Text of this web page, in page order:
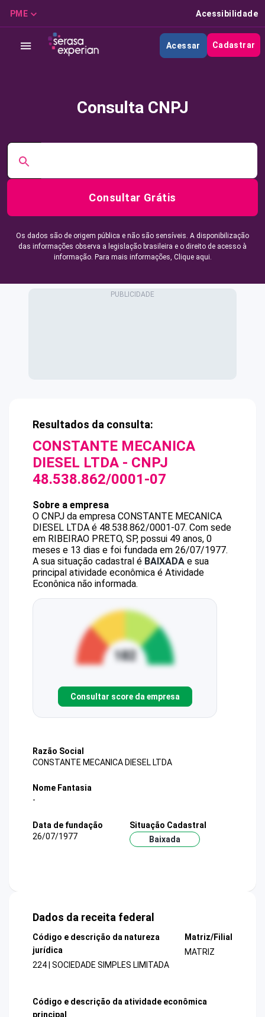
PME Acessibilidade
Acessar Cadastrar
Consulta CNPJ
Consultar Grátis
Os dados são de origem pública e não são sensíveis. A disponibilização
das informações observa a legislação brasileira e o direito de acesso à
informação. Para mais informações, Clique aqui.
Resultados da consulta:
CONSTANTE MECANICA
DIESEL LTDA - CNPJ
48.538.862/0001-07
Sobre a empresa
O CNPJ da empresa CONSTANTE MECANICA
DIESEL LTDA é 48.538.862/0001-07. Com sede
em RIBEIRAO PRETO, SP, possui 49 anos, 0
meses e 13 dias e foi fundada em 26/07/1977.
A sua situação cadastral é BAIXADA e sua
principal atividade econômica é Atividade
Econônica não informada.
Consultar score da empresa
Razão Social
CONSTANTE MECANICA DIESEL LTDA
Nome Fantasia
-
Data de fundação
26/07/1977
Situação Cadastral
Baixada
Dados da receita federal
Código e descrição da natureza
jurídica
224 | SOCIEDADE SIMPLES LIMITADA
Matriz/Filial
MATRIZ
Código e descrição da atividade econômica
principal